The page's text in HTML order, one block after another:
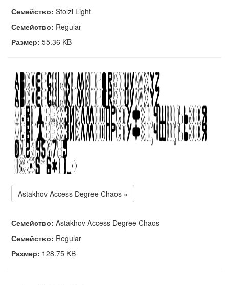
Семейство: Stolzl Light
Семейство: Regular
Размер: 55.36 KB
Astakhov Access Degree Chaos »
Семейство: Astakhov Access Degree Chaos
Семейство: Regular
Размер: 128.75 KB